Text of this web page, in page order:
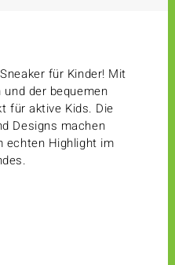
für Kinder! Mit
der bequemen
für aktive Kids. Die
Designs machen
echten Highlight im